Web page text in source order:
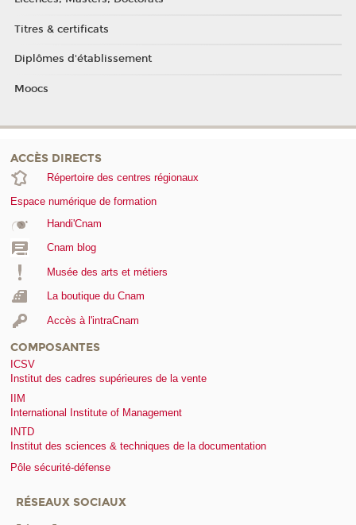
Titres & certificats
Diplômes d'établissement
Moocs
ACCÈS DIRECTS
Répertoire des centres régionaux
Espace numérique de formation
Handi'Cnam
Cnam blog
Musée des arts et métiers
La boutique du Cnam
Accès à l'intraCnam
COMPOSANTES
ICSV
Institut des cadres supérieures de la vente
IIM
International Institute of Management
INTD
Institut des sciences & techniques de la documentation
Pôle sécurité-défense
RÉSEAUX SOCIAUX